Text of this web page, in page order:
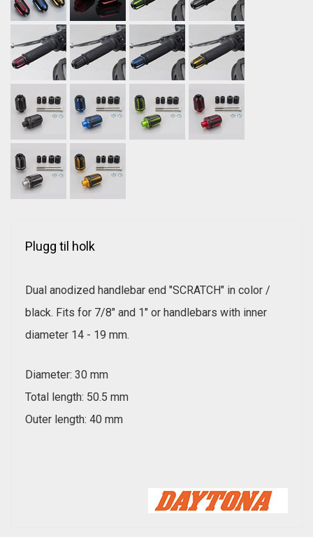
Plugg til holk
Dual anodized handlebar end "SCRATCH" in color /
black. Fits for 7/8" and 1" or handlebars with inner
diameter 14 - 19 mm.
Diameter: 30 mm
Total length: 50.5 mm
Outer length: 40 mm